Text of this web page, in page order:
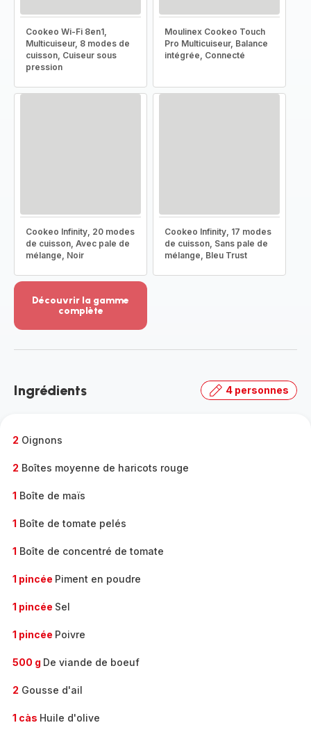
Cookeo Wi-Fi 8en1,
Multicuiseur, 8 modes de
cuisson, Cuiseur sous
pression
Moulinex Cookeo Touch
Pro Multicuiseur, Balance
intégrée, Connecté
Cookeo Infinity, 20 modes
de cuisson, Avec pale de
mélange, Noir
Cookeo Infinity, 17 modes
de cuisson, Sans pale de
mélange, Bleu Trust
Découvrir la gamme
complète
-
gamme
Ingrédients 4 personnes
2 Oignons
2 Boîtes moyenne de haricots rouge
1 Boîte de maïs
1 Boîte de tomate pelés
1 Boîte de concentré de tomate
1 pincée Piment en poudre
1 pincée Sel
1 pincée Poivre
500 g De viande de boeuf
2 Gousse d'ail
1 càs Huile d'olive